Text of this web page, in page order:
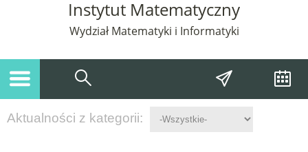
Instytut Matematyczny
Wydział Matematyki i Informatyki
Aktualności z kategorii: